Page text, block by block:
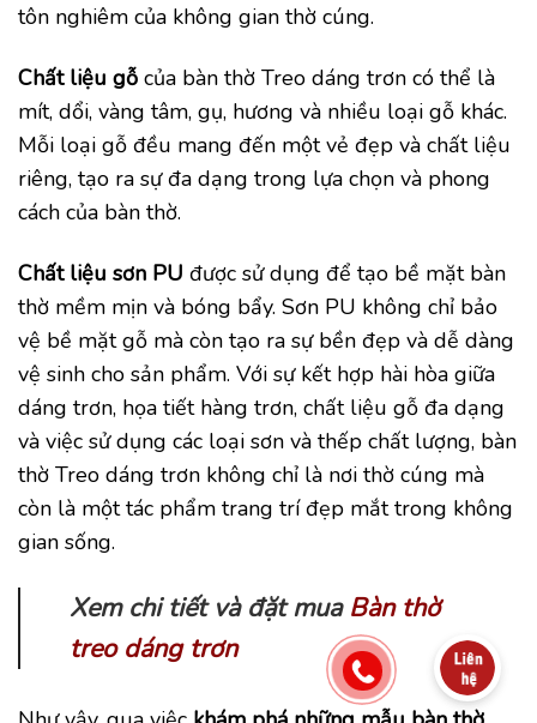
tôn nghiêm của không gian thờ cúng.
Chất liệu gỗ của bàn thờ Treo dáng trơn có thể là
mít, dổi, vàng tâm, gụ, hương và nhiều loại gỗ khác.
Mỗi loại gỗ đều mang đến một vẻ đẹp và chất liệu
riêng, tạo ra sự đa dạng trong lựa chọn và phong
cách của bàn thờ.
Chất liệu sơn PU được sử dụng để tạo bề mặt bàn
thờ mềm mịn và bóng bẩy. Sơn PU không chỉ bảo
vệ bề mặt gỗ mà còn tạo ra sự bền đẹp và dễ dàng
vệ sinh cho sản phẩm. Với sự kết hợp hài hòa giữa
dáng trơn, họa tiết hàng trơn, chất liệu gỗ đa dạng
và việc sử dụng các loại sơn và thếp chất lượng, bàn
thờ Treo dáng trơn không chỉ là nơi thờ cúng mà
còn là một tác phẩm trang trí đẹp mắt trong không
gian sống.
Xem chi tiết và đặt mua Bàn thờ
treo dáng trơn